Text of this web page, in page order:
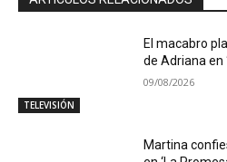
TELEVISIÓN
El macabro
de Adriana en
09/08/2026
Martina